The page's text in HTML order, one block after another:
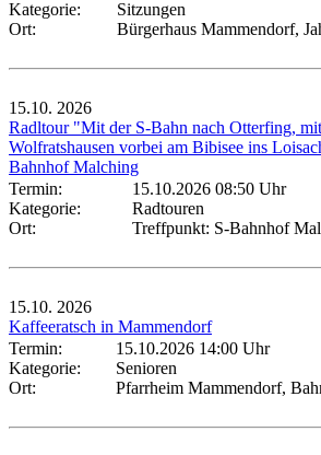
Kategorie:
Sitzungen
Ort:
Bürgerhaus Mammendorf,
15.10. 2026
Radltour "Mit der S-Bahn nach Otterfing,
Wolfratshausen vorbei am Bibisee ins
Bahnhof Malching
Termin:
15.10.2026 08:50 Uhr
Kategorie:
Radtouren
Ort:
Treffpunkt: S-Bahnhof
15.10. 2026
Kaffeeratsch in Mammendorf
Termin:
15.10.2026 14:00 Uhr
Kategorie:
Senioren
Ort:
Pfarrheim Mammendorf,